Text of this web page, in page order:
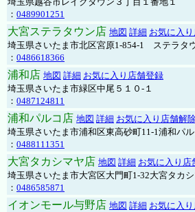
： 0489901251
大宮ステラタウン店 地図 詳細 お気に入
埼玉県さいたま市北区宮原1-854-1 ステラタ
： 0486618366
浦和店 地図 詳細 お気に入り店舗登録
埼玉県さいたま市緑区中尾５１０-１
： 0487124811
浦和パルコ店 地図 詳細 お気に入り店舗解
埼玉県さいたま市浦和区東高砂町11-1浦和パ
： 0488111351
大宮タカシマヤ店 地図 詳細 お気に入り店
埼玉県さいたま市大宮区大門町1-32大宮タカ
： 0486585871
イオンモール与野店 地図 詳細 お気に入